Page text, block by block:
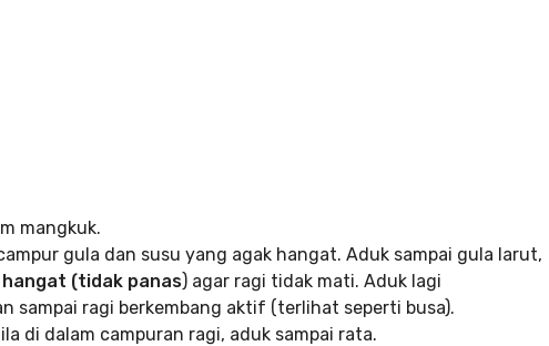
mangkuk.
gula dan susu yang agak hangat. Aduk sampai gula larut,
hangat (tidak panas) agar ragi tidak mati. Aduk lagi
sampai ragi berkembang aktif (terlihat seperti busa).
di dalam campuran ragi, aduk sampai rata.